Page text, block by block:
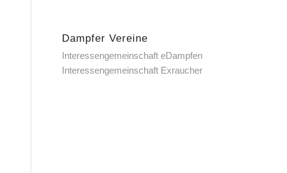
Dampfer Vereine
Interessengemeinschaft eDampfen
Interessengemeinschaft Exraucher